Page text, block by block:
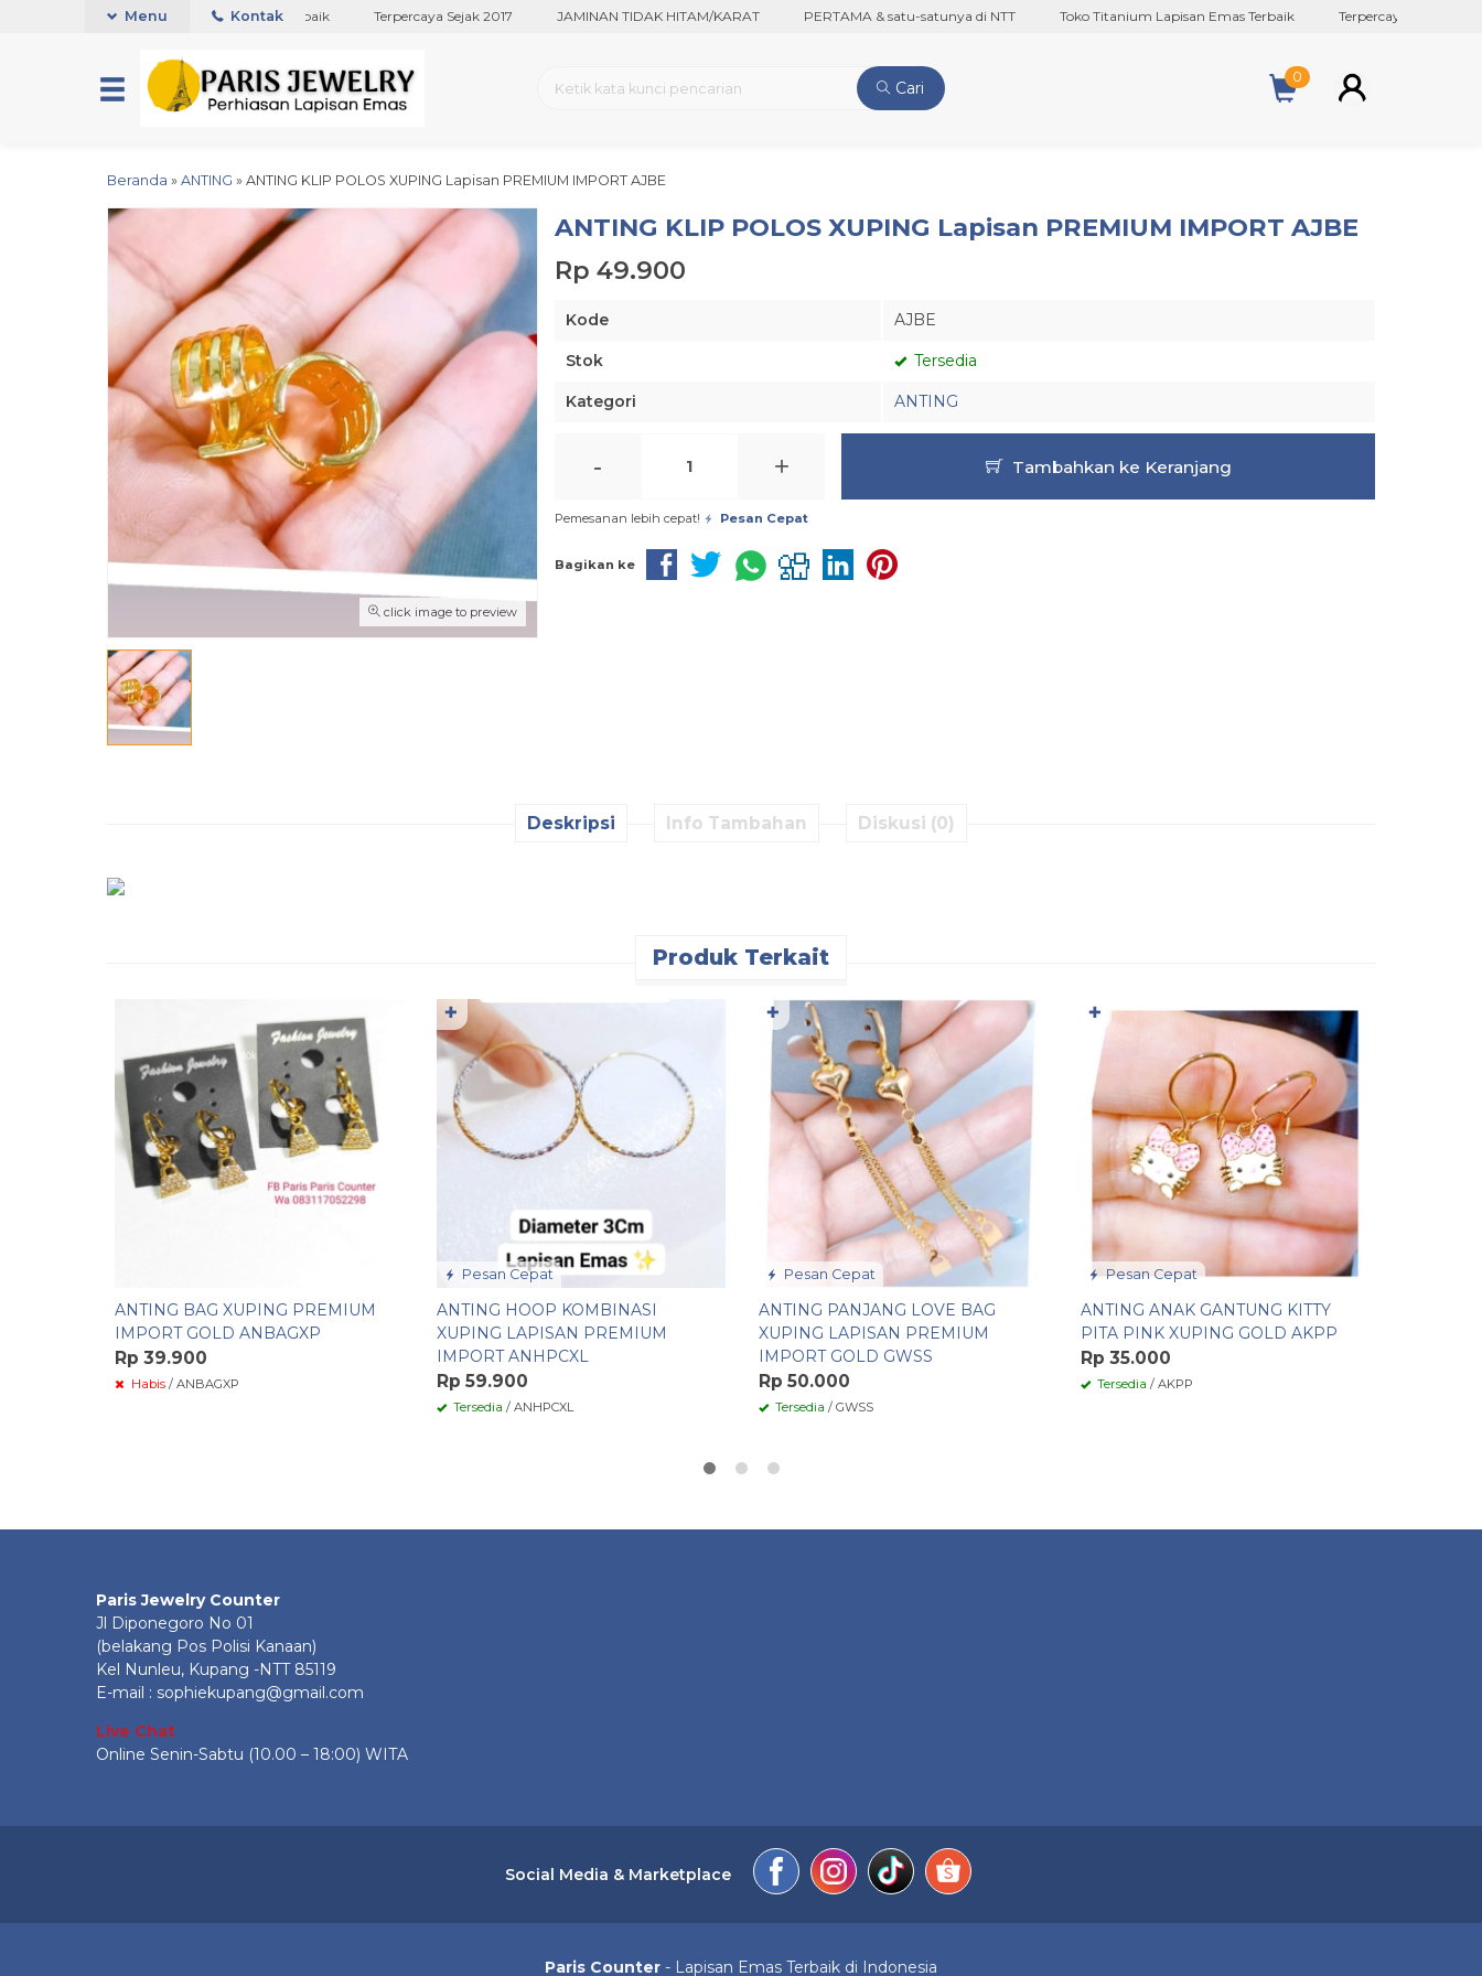
Toko Titanium Lapisan Emas Terbaik Terpercaya Sejak 2017 JAMINAN TIDAK HITAM/KARAT PERTAMA & satu-satunya di NTT Toko Titanium Lapisan Emas Terbaik Terpercaya Sejak 2017
Menu Kontak
Cari
0
Beranda » ANTING » ANTING KLIP POLOS XUPING Lapisan PREMIUM IMPORT AJBE
click image to preview
ANTING KLIP POLOS XUPING Lapisan PREMIUM IMPORT AJBE
Rp 49.900
Kode AJBE
Stok Tersedia
Kategori ANTING
- + Tambahkan ke Keranjang
Pemesanan lebih cepat! Pesan Cepat
Bagikan ke
Deskripsi Info Tambahan Diskusi (0)
Produk Terkait
ANTING BAG XUPING PREMIUM
IMPORT GOLD ANBAGXP
Rp 39.900
Habis / ANBAGXP
Pesan Cepat
ANTING HOOP KOMBINASI
XUPING LAPISAN PREMIUM
IMPORT ANHPCXL
Rp 59.900
Tersedia / ANHPCXL
✚
Pesan Cepat
ANTING PANJANG LOVE BAG
XUPING LAPISAN PREMIUM
IMPORT GOLD GWSS
Rp 50.000
Tersedia / GWSS
✚
Pesan Cepat
ANTING ANAK GANTUNG KITTY
PITA PINK XUPING GOLD AKPP
Rp 35.000
Tersedia / AKPP
✚
Paris Jewelry Counter
Jl Diponegoro No 01
(belakang Pos Polisi Kanaan)
Kel Nunleu, Kupang -NTT 85119
E-mail : sophiekupang@gmail.com
Live Chat
Online Senin-Sabtu (10.00 – 18:00) WITA
Social Media & Marketplace
Paris Counter - Lapisan Emas Terbaik di Indonesia